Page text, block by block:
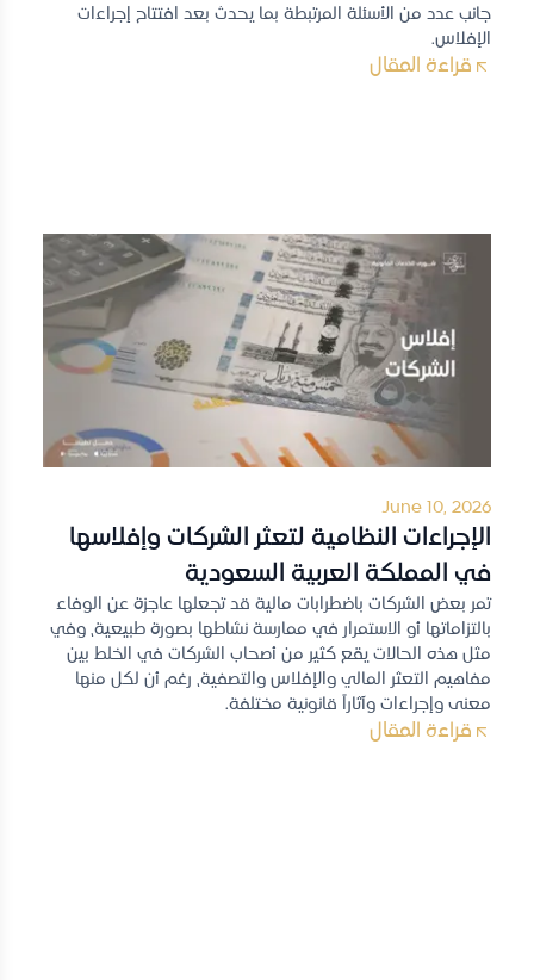
جانب عدد من الأسئلة المرتبطة بما يحدث بعد افتتاح إجراءات
الإفلاس.
قراءة المقال
June 10, 2026
الإجراءات النظامية لتعثر الشركات وإفلاسها
في المملكة العربية السعودية
تمر بعض الشركات باضطرابات مالية قد تجعلها عاجزة عن الوفاء
بالتزاماتها أو الاستمرار في ممارسة نشاطها بصورة طبيعية، وفي
مثل هذه الحالات يقع كثير من أصحاب الشركات في الخلط بين
مفاهيم التعثر المالي والإفلاس والتصفية، رغم أن لكل منها
معنى وإجراءات وآثاراً قانونية مختلفة.
قراءة المقال